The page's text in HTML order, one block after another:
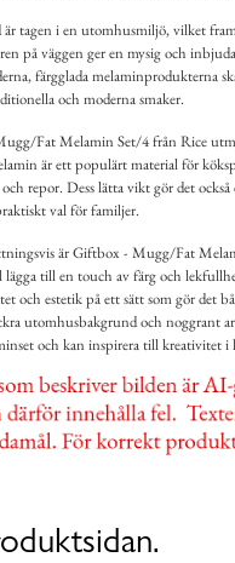
tagen i en utomhusmiljö, vilket
på väggen ger en mysig och
färgglada melaminprodukterna
och moderna smaker.
Fat Melamin Set/4 från Rice
är ett populärt material för
repor. Dess lätta vikt gör det
val för familjer.
är Giftbox - Mugg/Fat
lägga till en touch av färg och
och estetik på ett sätt som gör det
utomhusbakgrund och noggrant
och kan inspirera till kreativitet i